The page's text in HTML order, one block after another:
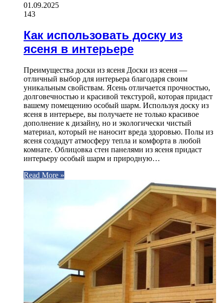
01.09.2025
143
Как использовать доску из
ясеня в интерьере
Преимущества доски из ясеня Доски из ясеня —
отличный выбор для интерьера благодаря своим
уникальным свойствам. Ясень отличается прочностью,
долговечностью и красивой текстурой, которая придаст
вашему помещению особый шарм. Используя доску из
ясеня в интерьере, вы получаете не только красивое
дополнение к дизайну, но и экологически чистый
материал, который не наносит вреда здоровью. Полы из
ясеня создадут атмосферу тепла и комфорта в любой
комнате. Облицовка стен панелями из ясеня придаст
интерьеру особый шарм и природную…
Read More »